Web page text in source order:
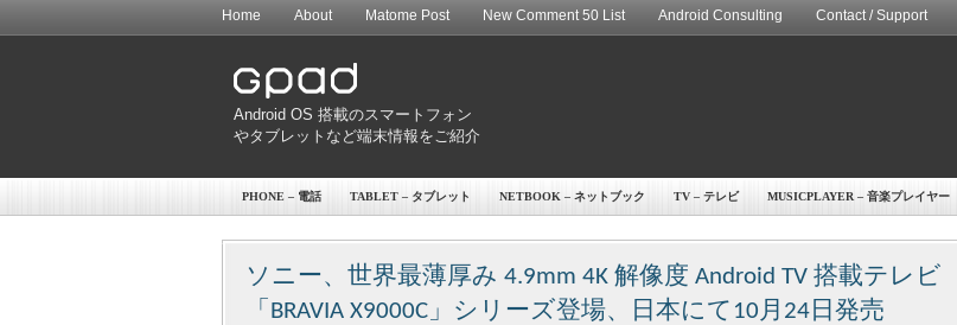
Home About Matome Post New Comment 50 List Android Consulting Contact / Support
Android OS 搭載のスマートフォン
やタブレットなど端末情報をご紹介
PHONE – 電話 TABLET – タブレット NETBOOK – ネットブック TV – テレビ MUSICPLAYER – 音楽プレイヤー
ソニー、世界最薄厚み 4.9mm 4K 解像度 Android TV 搭載テレビ
「BRAVIA X9000C」シリーズ登場、日本にて10月24日発売